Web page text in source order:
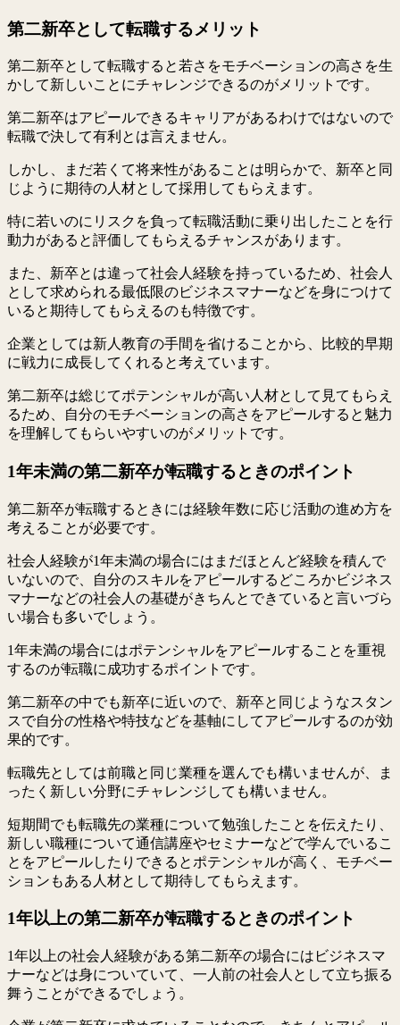
第二新卒として転職するメリット
第二新卒として転職すると若さをモチベーションの高さを生
かして新しいことにチャレンジできるのがメリットです。
第二新卒はアピールできるキャリアがあるわけではないので
転職で決して有利とは言えません。
しかし、まだ若くて将来性があることは明らかで、新卒と同
じように期待の人材として採用してもらえます。
特に若いのにリスクを負って転職活動に乗り出したことを行
動力があると評価してもらえるチャンスがあります。
また、新卒とは違って社会人経験を持っているため、社会人
として求められる最低限のビジネスマナーなどを身につけて
いると期待してもらえるのも特徴です。
企業としては新人教育の手間を省けることから、比較的早期
に戦力に成長してくれると考えています。
第二新卒は総じてポテンシャルが高い人材として見てもらえ
るため、自分のモチベーションの高さをアピールすると魅力
を理解してもらいやすいのがメリットです。
1年未満の第二新卒が転職するときのポイント
第二新卒が転職するときには経験年数に応じ活動の進め方を
考えることが必要です。
社会人経験が1年未満の場合にはまだほとんど経験を積んで
いないので、自分のスキルをアピールするどころかビジネス
マナーなどの社会人の基礎がきちんとできていると言いづら
い場合も多いでしょう。
1年未満の場合にはポテンシャルをアピールすることを重視
するのが転職に成功するポイントです。
第二新卒の中でも新卒に近いので、新卒と同じようなスタン
スで自分の性格や特技などを基軸にしてアピールするのが効
果的です。
転職先としては前職と同じ業種を選んでも構いませんが、ま
ったく新しい分野にチャレンジしても構いません。
短期間でも転職先の業種について勉強したことを伝えたり、
新しい職種について通信講座やセミナーなどで学んでいるこ
とをアピールしたりできるとポテンシャルが高く、モチベー
ションもある人材として期待してもらえます。
1年以上の第二新卒が転職するときのポイント
1年以上の社会人経験がある第二新卒の場合にはビジネスマ
ナーなどは身についていて、一人前の社会人として立ち振る
舞うことができるでしょう。